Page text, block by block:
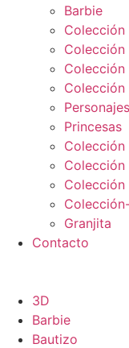
Barbie
Colección
Colección
Colección
Colección
Personajes
Princesas
Colección
Colección
Colección
Granjita
Contacto
3D
Barbie
Bautizo